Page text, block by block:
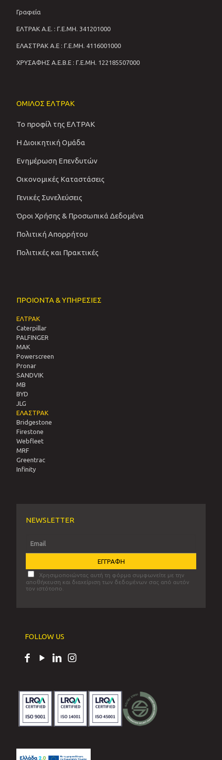
Γραφεία
ΕΛΤΡΑΚ Α.Ε. : Γ.Ε.ΜΗ. 341201000
ΕΛΑΣΤΡΑΚ Α.Ε : Γ.Ε.ΜΗ. 4116001000
ΧΡΥΣΑΦΗΣ Α.Ε.Β.Ε : Γ.Ε.ΜΗ. 122185507000
ΟΜΙΛΟΣ ΕΛΤΡΑΚ
Το προφίλ της ΕΛΤΡΑΚ
Η Διοικητική Ομάδα
Ενημέρωση Επενδυτών
Οικονομικές Καταστάσεις
Γενικές Συνελεύσεις
Όροι Χρήσης & Προσωπικά Δεδομένα
Πολιτική Απορρήτου
Πολιτικές και Πρακτικές
ΠΡΟΙΟΝΤΑ & ΥΠΗΡΕΣΙΕΣ
ΕΛΤΡΑΚ
Caterpillar
PALFINGER
MAK
Powerscreen
Pronar
SANDVIΚ
MB
BYD
JLG
ΕΛΑΣΤΡΑΚ
Bridgestone
Firestone
Webfleet
MRF
Greentrac
Infinity
NEWSLETTER
Χρησιμοποιώντας αυτή τη φόρμα συμφωνείτε με την
αποθήκευση και διαχείριση των δεδομένων σας από αυτόν
τον ιστότοπο.
FOLLOW US